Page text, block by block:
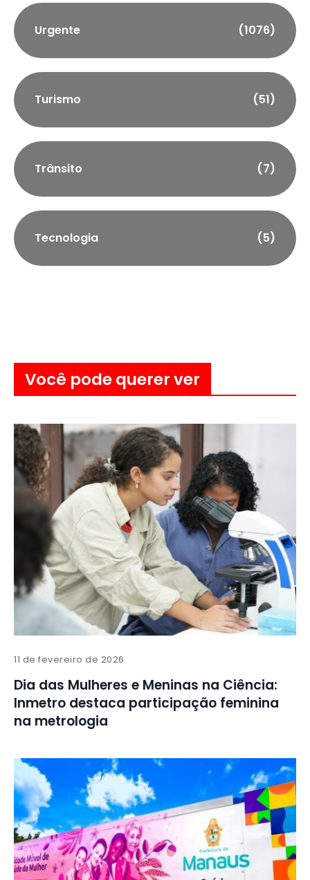
Urgente (1076)
Turismo (51)
Trânsito (7)
Tecnologia (5)
Você pode querer ver
11 de fevereiro de 2026
Dia das Mulheres e Meninas na Ciência:
Inmetro destaca participação feminina
na metrologia